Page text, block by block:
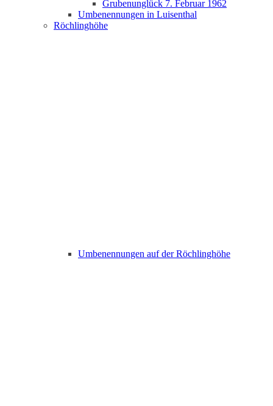
Grubenunglück 7. Februar 1962
Umbenennungen in Luisenthal
Röchlinghöhe
Umbenennungen auf der Röchlinghöhe